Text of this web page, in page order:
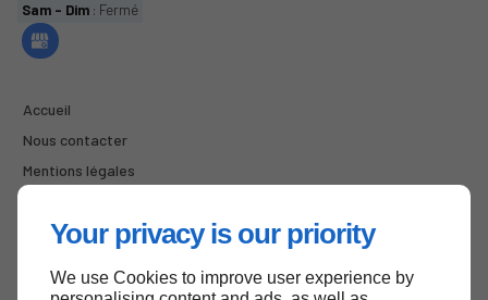
Your privacy is our priority
We use Cookies to improve user experience by
Sam - Dim : Fermé
Accueil
Nous contacter
Mentions légales
Haut de page